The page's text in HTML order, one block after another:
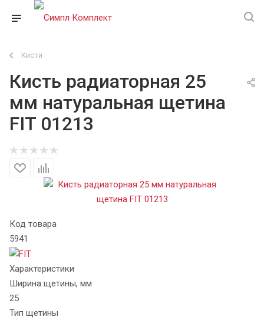
Кисти
Кисть радиаторная 25
мм натуральная щетина
FIT 01213
Код товара
5941
Характеристики
Ширина щетины, мм
25
Тип щетины